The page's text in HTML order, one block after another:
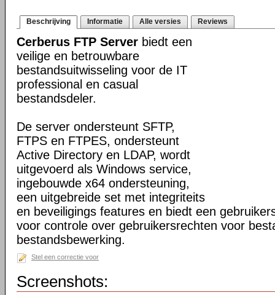
Beschrijving Informatie Alle versies Reviews
Cerberus FTP Server biedt een
veilige en betrouwbare
bestandsuitwisseling voor de IT
professional en casual
bestandsdeler.
De server ondersteunt SFTP,
FTPS en FTPES, ondersteunt
Active Directory en LDAP, wordt
uitgevoerd als Windows service,
ingebouwde x64 ondersteuning,
een uitgebreide set met integriteits
en beveiligings features en biedt een
voor controle over gebruikersrechten voor
bestandsbewerking.
Stel een correctie voor
Screenshots: